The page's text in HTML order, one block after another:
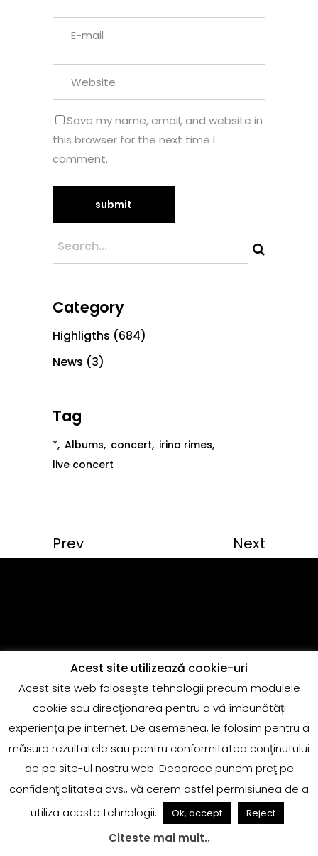
Save my name, email, and website in
this browser for the next time I
comment.
Category
Highligths (684)
News (3)
Tag
* Albums concert irina rimes
live concert
Prev Next
Copyright @Quantum Music
adrian.marin@globalrecords.com
Acest site utilizează cookie-uri
Acest site web foloseşte tehnologii precum modulele
cookie sau direcţionarea pentru a vă îmbunătăți
experiența pe internet. De asemenea, le folosim pentru a
măsura rezultatele sau pentru conformitatea conţinutului
de pe site-ul nostru web. Deoarece punem preţ pe
confidenţialitatea dvs., vă cerem astfel permisiunea de a
utiliza aceste tehnologii.
Ok, accept Reject
Citeste mai mult..